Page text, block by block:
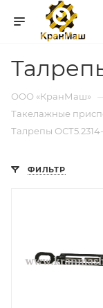
ООО «КранМаш»
Такелажные
Талрепы
ФИЛЬТР